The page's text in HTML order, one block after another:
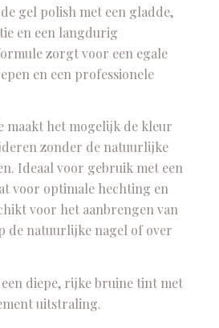
gel polish met een gladde,
en een langdurig
zorgt voor een egale
en een professionele
maakt het mogelijk de kleur
zonder de natuurlijke
Ideaal voor gebruik met een
voor optimale hechting en
voor het aanbrengen van
de natuurlijke nagel of over
diepe, rijke bruine tint met
uitstraling.